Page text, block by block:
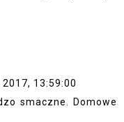
2017, 13:59:00
smaczne. Domowe